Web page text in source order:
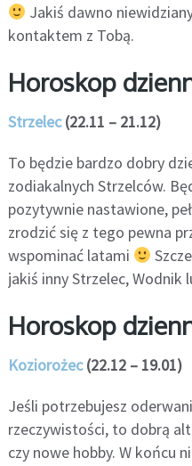
Jakiś dawno
kontaktem z Tobą.
Horoskop
Strzelec(22.11 – 21.12)
To będzie bardzo dobry
zodiakalnych Strzelców.
pozytywnie nastawione,
zrodzić się z tego pewna
wspominać latami
jakiś inny Strzelec, Wodnik
Horoskop
Koziorożec(22.12 – 19.01)
Jeśli potrzebujesz
rzeczywistości, to dobrą
czy nowe hobby. W końcu